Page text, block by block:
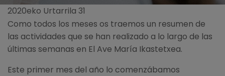
2020eko Urtarrila 31
Como todos los meses os traemos un resumen de
las actividades que se han realizado a lo largo de las
últimas semanas en El Ave María Ikastetxea.
Este primer mes del año lo comenzábamos